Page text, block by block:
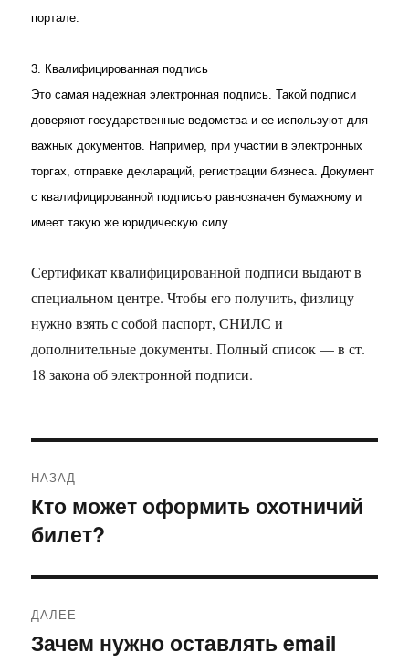
портале.
3.
Квалифицированная подпись
Это самая надежная электронная подпись. Такой подписи
доверяют государственные ведомства и ее используют для
важных документов. Например, при участии в электронных
торгах, отправке деклараций, регистрации бизнеса. Документ
с квалифицированной подписью равнозначен бумажному и
имеет такую же юридическую силу.
Сертификат квалифицированной подписи выдают в
специальном центре. Чтобы его получить, физлицу
нужно взять с собой паспорт, СНИЛС и
дополнительные документы. Полный список — в ст.
18 закона об электронной подписи.
по
записям
НАЗАД
Предыдущая
запись:
Кто может оформить охотничий
билет?
ДАЛЕЕ
Следующая
Зачем нужно оставлять email